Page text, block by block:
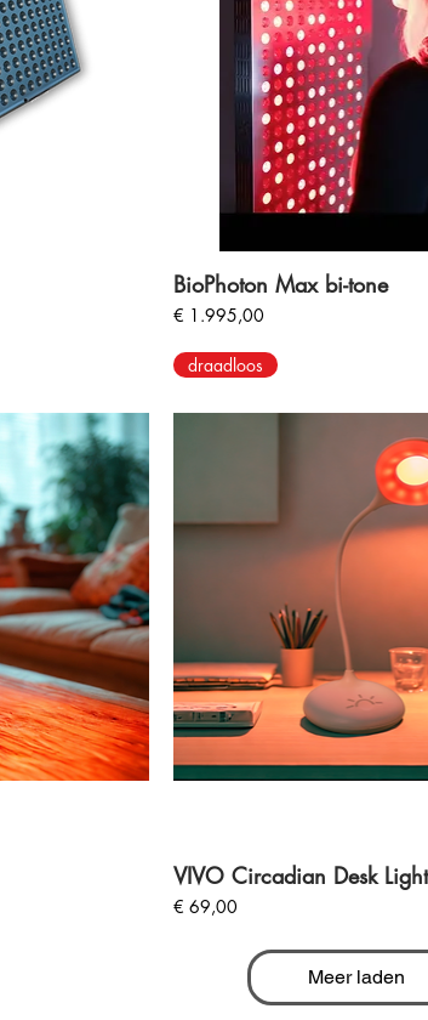
BioPhoton Max bi-tone
Prijs
€ 1.995,00
draadloos
VIVO Circadian Desk Light
Prijs
€ 69,00
Meer laden